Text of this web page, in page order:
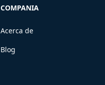
COMPANIA
Acerca de
Blog